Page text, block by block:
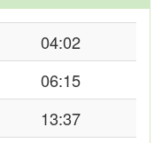
04:02
06:15
13:37